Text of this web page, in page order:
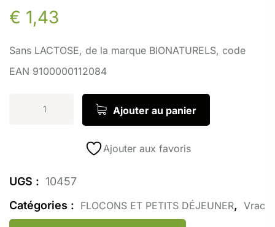
€ 1,43
Sans LACTOSE, de la marque BIONATURELS, code
EAN 9100000112084
Ajouter au panier
Ajouter aux favoris
UGS : 10457
Catégories : FLOCONS ET PETITS DÉJEUNER, Vrac